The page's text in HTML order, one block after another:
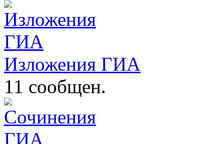
Изложения ГИА
11 сообщен.